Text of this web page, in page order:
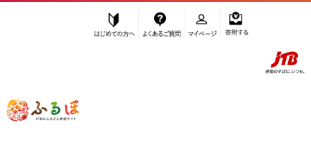
ふるぽ JTBのふるさと納税サイト